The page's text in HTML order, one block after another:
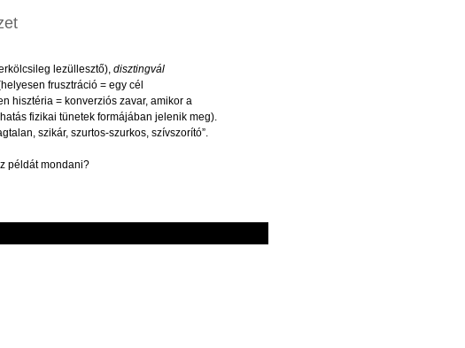
lezüllesztő), disztingvál
helyesen frusztráció = egy cél
hisztéria = konverziós zavar, amikor a
fizikai tünetek formájában jelenik meg).
, szikár, szurtos-szurkos, szívszorító”.
példát mondani?